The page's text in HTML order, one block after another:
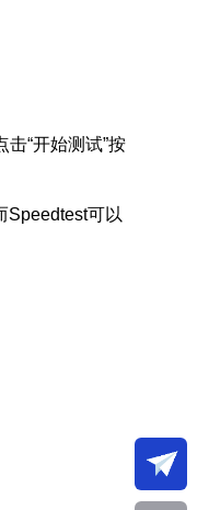
“开始测试”按
Speedtest可以